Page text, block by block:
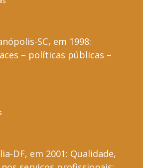
SC, em 1998:
– políticas públicas –
DF, em 2001: Qualidade,